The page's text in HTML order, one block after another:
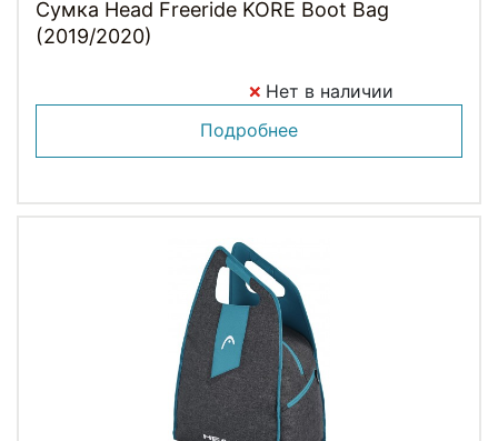
Сумка Head Freeride KORE Boot Bag
(2019/2020)
Нет в наличии
Подробнее